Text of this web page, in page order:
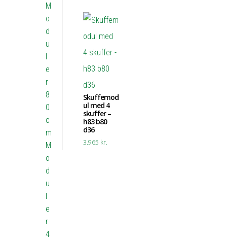
Skuffemod
ul med 4
skuffer –
h83 b80
d36
3.965 kr.
M
o
d
u
l
e
r
8
0
c
m
M
o
d
u
l
e
r
4